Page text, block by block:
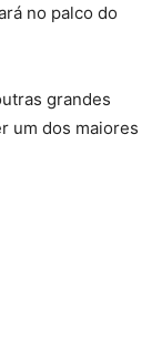
no palco do
grandes
um dos maiores